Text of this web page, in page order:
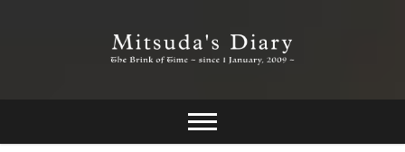
Mitsuda's Diary